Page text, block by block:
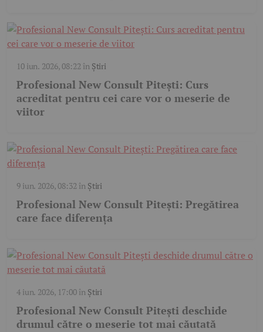
10 iun. 2026, 08:22 în Știri
Profesional New Consult Pitești: Curs
acreditat pentru cei care vor o meserie de
viitor
9 iun. 2026, 08:32 în Știri
Profesional New Consult Pitești: Pregătirea
care face diferența
4 iun. 2026, 17:00în Știri
Profesional New Consult Pitești deschide
drumul către o meserie tot mai căutată